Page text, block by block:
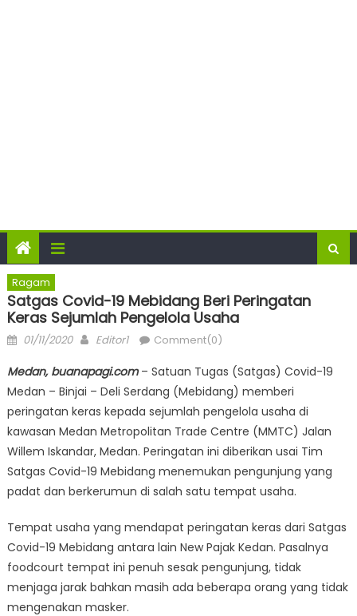
Ragam
Satgas Covid-19 Mebidang Beri Peringatan
Keras Sejumlah Pengelola Usaha
Posted
01/11/2020 Author
Editor1 Comment(0)
Medan, buanapagi.com– Satuan Tugas (Satgas) Covid-19
Medan – Binjai – Deli Serdang (Mebidang) memberi
peringatan keras kepada sejumlah pengelola usaha di
kawasan Medan Metropolitan Trade Centre (MMTC) Jalan
Willem Iskandar, Medan. Peringatan ini diberikan usai Tim
Satgas Covid-19 Mebidang menemukan pengunjung yang
padat dan berkerumun di salah satu tempat usaha.
Tempat usaha yang mendapat peringatan keras dari Satgas
Covid-19 Mebidang antara lain New Pajak Kedan. Pasalnya
foodcourt tempat ini penuh sesak pengunjung, tidak
menjaga jarak bahkan masih ada beberapa orang yang tidak
mengenakan masker.